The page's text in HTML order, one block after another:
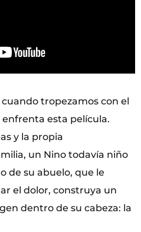
tropezamos con el
enfrenta esta película.
y la propia
un Nino todavía niño
de su abuelo, que le
el dolor, construya un
dentro de su cabeza: la